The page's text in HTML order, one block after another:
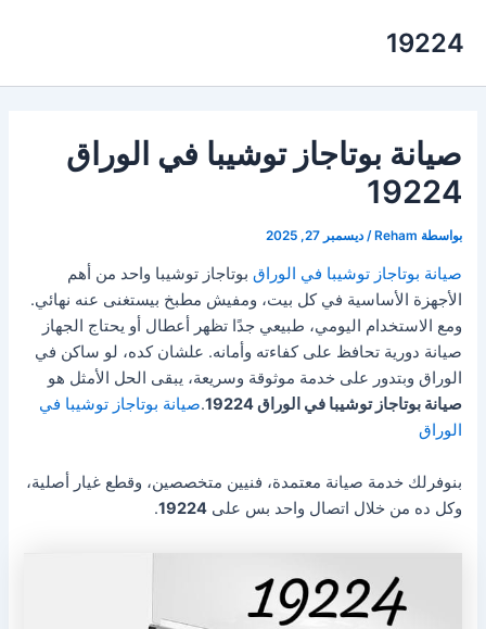
19224
صيانة بوتاجاز توشيبا في الوراق
19224
بواسطة Reham
/ديسمبر 27, 2025
صيانة بوتاجاز توشيبا في الوراق بوتاجاز توشيبا واحد من أهم
الأجهزة الأساسية في كل بيت، ومفيش مطبخ بيستغنى عنه نهائي.
ومع الاستخدام اليومي، طبيعي جدًا تظهر أعطال أو يحتاج الجهاز
صيانة دورية تحافظ على كفاءته وأمانه. علشان كده، لو ساكن في
الوراق وبتدور على خدمة موثوقة وسريعة، يبقى الحل الأمثل هو
صيانة بوتاجاز توشيبا في الوراق 19224
.صيانة بوتاجاز توشيبا في
الوراق
بنوفرلك خدمة صيانة معتمدة، فنيين متخصصين، وقطع غيار أصلية،
وكل ده من خلال اتصال واحد بس على19224
.